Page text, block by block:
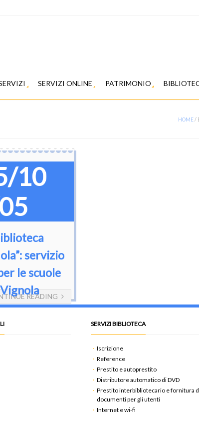
SERVIZI ONLINE PATRIMONIO
HOME/
10
servizio
le scuole
READING
SERVIZI BIBLIOTECA
Iscrizione
Reference
Prestito e autoprestito
Distributore automatico di DVD
Prestito interbibliotecario e fornitura
documenti per gli utenti
Internet e wi-fi